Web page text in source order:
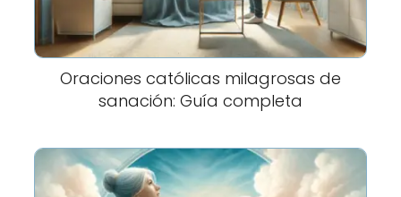
Oraciones católicas milagrosas de
sanación: Guía completa